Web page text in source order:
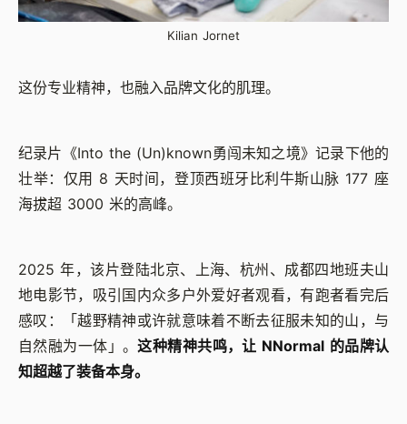
Kilian Jornet
这份专业精神，也融入品牌文化的肌理。
纪录片《Into the (Un)known勇闯未知之境》记录下他的
壮举：仅用 8 天时间，登顶西班牙比利牛斯山脉 177 座
海拔超 3000 米的高峰。
2025 年，该片登陆北京、上海、杭州、成都四地班夫山
地电影节，吸引国内众多户外爱好者观看，有跑者看完后
感叹：「越野精神或许就意味着不断去征服未知的山，与
自然融为一体」。这种精神共鸣，让 NNormal 的品牌认
知超越了装备本身。